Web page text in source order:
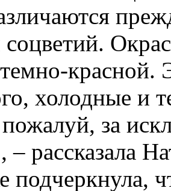
красной.
холодные и
за
– рассказала
подчеркнула,